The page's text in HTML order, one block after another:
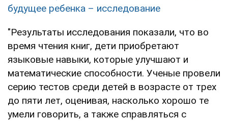
будущее ребенка – исследование
"Результаты исследования показали, что во
время чтения книг, дети приобретают
языковые навыки, которые улучшают и
математические способности. Ученые провели
серию тестов среди детей в возрасте от трех
до пяти лет, оценивая, насколько хорошо те
умели говорить, а также справляться с